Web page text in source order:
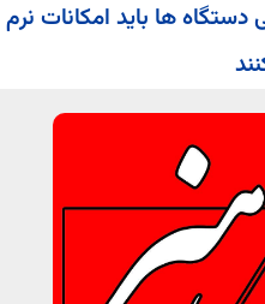
دستگاه ها باید امکانات